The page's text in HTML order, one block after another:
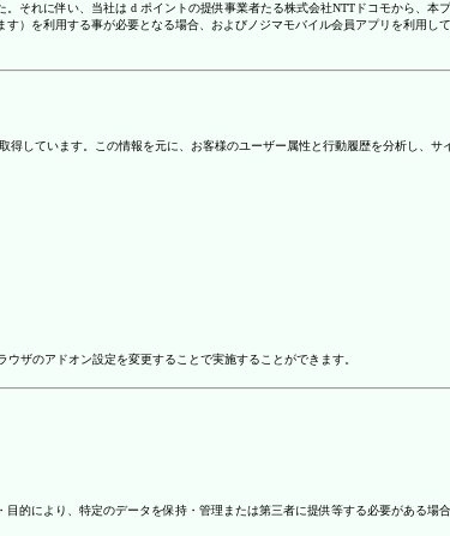
それに伴い、当社は d ポイントの提供事業者たる株式会社NTTドコモから、本
）を利用する事が必要となる場合、およびノジマモバイル会員アプリを利用し
得しています。この情報を元に、お客様のユーザー属性と行動履歴を分析し、
ザのアドオン設定を変更することで実施することができます。
的により、特定のデータを保持・管理または第三者に提供等する必要がある場